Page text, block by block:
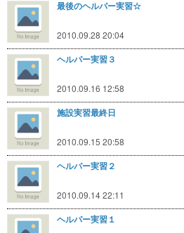
最後のヘルパー実習☆
2010.09.28 20:04
ヘルパー実習３
2010.09.16 12:58
施設実習最終日
2010.09.15 20:58
ヘルパー実習２
2010.09.14 22:11
ヘルパー実習１